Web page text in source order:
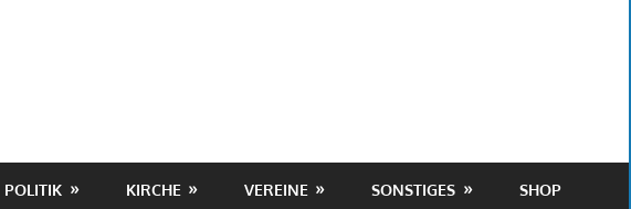
POLITIK KIRCHE VEREINE SONSTIGES SHOP